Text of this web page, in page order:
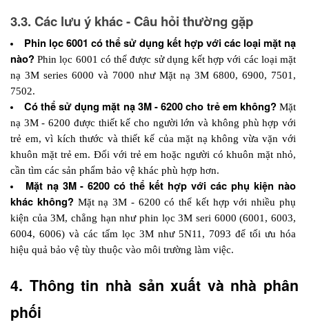
3.3. Các lưu ý khác - Câu hỏi thường gặp
Phin lọc 6001 có thể sử dụng kết hợp với các loại mặt nạ
nào? Phin lọc 6001 có thể được sử dụng kết hợp với các loại mặt
nạ 3M series 6000 và 7000 như Mặt nạ 3M 6800, 6900, 7501,
7502.
Có thể sử dụng mặt nạ 3M - 6200 cho trẻ em không? Mặt
nạ 3M - 6200 được thiết kế cho người lớn và không phù hợp với
trẻ em, vì kích thước và thiết kế của mặt nạ không vừa vặn với
khuôn mặt trẻ em. Đối với trẻ em hoặc người có khuôn mặt nhỏ,
cần tìm các sản phẩm bảo vệ khác phù hợp hơn.
Mặt nạ 3M - 6200 có thể kết hợp với các phụ kiện nào
khác không? Mặt nạ 3M - 6200 có thể kết hợp với nhiều phụ
kiện của 3M, chẳng hạn như phin lọc 3M seri 6000 (6001, 6003,
6004, 6006) và các tấm lọc 3M như 5N11, 7093 để tối ưu hóa
hiệu quả bảo vệ tùy thuộc vào môi trường làm việc.
4. Thông tin nhà sản xuất và nhà phân
phối